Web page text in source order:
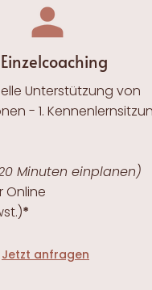
Einzelcoaching
Unterstützung von
- 1.
Minuten einplanen)
Online
*
Jetzt anfragen